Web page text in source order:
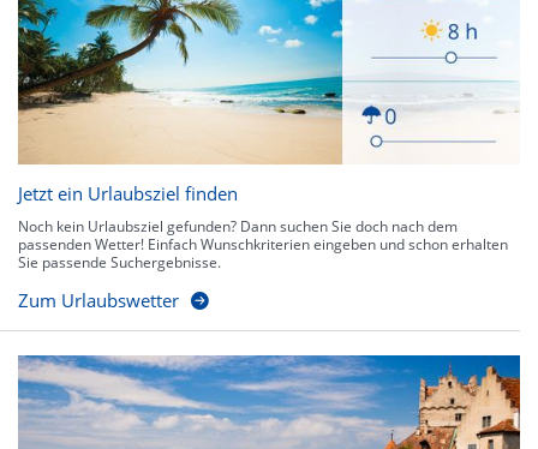
Jetzt ein Urlaubsziel finden
Noch kein Urlaubsziel gefunden? Dann suchen Sie doch nach dem
passenden Wetter! Einfach Wunschkriterien eingeben und schon erhalten
Sie passende Suchergebnisse.
Zum Urlaubswetter